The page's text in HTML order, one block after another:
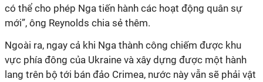
có thể cho phép Nga tiến hành các hoạt động quân sự
mới”, ông Reynolds chia sẻ thêm.
Ngoài ra, ngay cả khi Nga thành công chiếm được khu
vực phía đông của Ukraine và xây dựng được một hành
lang trên bộ tới bán đảo Crimea, nước này vẫn sẽ phải vật